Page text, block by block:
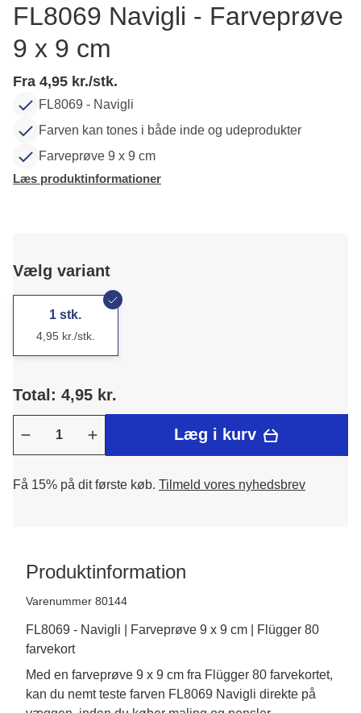
FL8069 Navigli - Farveprøve
9 x 9 cm
Fra 4,95 kr./stk.
FL8069 - Navigli
Farven kan tones i både inde og udeprodukter
Farveprøve 9 x 9 cm
Læs produktinformationer
Vælg variant
1 stk.
4,95 kr./stk.
Total: 4,95 kr.
Læg i kurv
Få 15% på dit første køb. Tilmeld vores nyhedsbrev
Produktinformation
Varenummer 80144
FL8069 - Navigli | Farveprøve 9 x 9 cm | Flügger 80
farvekort
Med en farveprøve 9 x 9 cm fra Flügger 80 farvekortet,
kan du nemt teste farven FL8069 Navigli direkte på